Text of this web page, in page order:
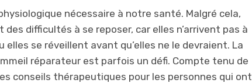
nécessaire à notre santé. Malgré cela,
difficultés à se reposer, car elles n’arrivent pas à
elles se réveillent avant qu’elles ne le devraient. La
réparateur est parfois un défi. Compte tenu de
conseils thérapeutiques pour les personnes qui ont